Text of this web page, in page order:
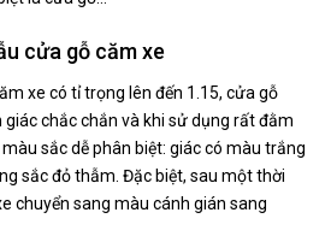
cửa gỗ căm xe
xe có tỉ trọng lên đến 1.15, cửa gỗ
chắc chắn và khi sử dụng rất đằm
sắc dễ phân biệt: giác có màu trắng
sắc đỏ thẫm. Đặc biệt, sau một thời
chuyển sang màu cánh gián sang